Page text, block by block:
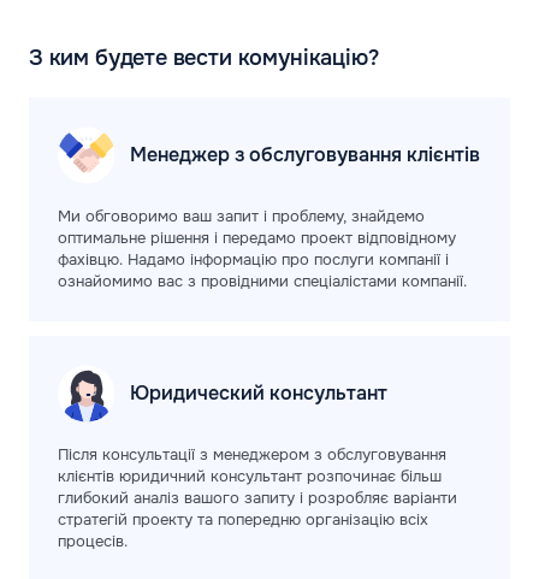
З ким будете вести комунікацію?
Менеджер з обслуговування клієнтів
Ми обговоримо ваш запит і проблему, знайдемо
оптимальне рішення і передамо проект відповідному
фахівцю. Надамо інформацію про послуги компанії і
ознайомимо вас з провідними спеціалістами компанії.
Юридический консультант
Після консультації з менеджером з обслуговування
клієнтів юридичний консультант розпочинає більш
глибокий аналіз вашого запиту і розробляє варіанти
стратегій проекту та попередню організацію всіх
процесів.